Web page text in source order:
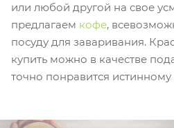
или любой другой на свое
предлагаем кофе,
посуду для заваривания.
купить можно в качестве
точно понравится